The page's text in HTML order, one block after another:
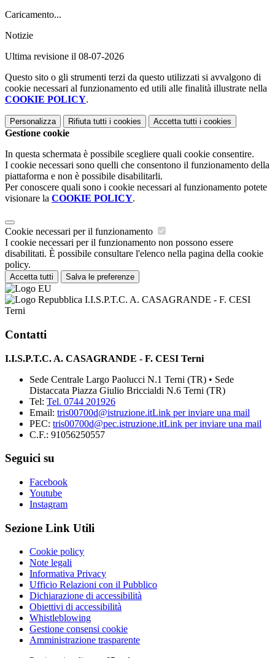
Caricamento...
Notizie
Ultima revisione il 08-07-2026
Questo sito o gli strumenti terzi da questo utilizzati si avvalgono di
cookie necessari al funzionamento ed utili alle finalità illustrate nella
COOKIE POLICY.
Personalizza Rifiuta tutti i cookies Accetta tutti i cookies
Gestione cookie
In questa schermata è possibile scegliere quali cookie consentire.
I cookie necessari sono quelli che consentono il funzionamento della
piattaforma e non è possibile disabilitarli.
Per conoscere quali sono i cookie necessari al funzionamento potete
visionare la COOKIE POLICY.
Cookie necessari per il funzionamento
I cookie necessari per il funzionamento non possono essere
disabilitati. È possibile consultare l'elenco nella pagina della cookie
policy.
Accetta tutti Salva le preferenze
I.I.S.P.T.C. A. CASAGRANDE - F. CESI
Terni
Contatti
I.I.S.P.T.C. A. CASAGRANDE - F. CESI Terni
Sede Centrale Largo Paolucci N.1 Terni (TR) • Sede
Distaccata Piazza Giulio Briccialdi N.6 Terni (TR)
Tel: Tel. 0744 201926
Email: tris00700d@istruzione.itLink per inviare una mail
PEC: tris00700d@pec.istruzione.itLink per inviare una mail
C.F.: 91056250557
Seguici su
Facebook
Youtube
Instagram
Sezione Link Utili
Cookie policy
Note legali
Informativa Privacy
Ufficio Relazioni con il Pubblico
Dichiarazione di accessibilità
Obiettivi di accessibilità
Whistleblowing
Gestione consensi cookie
Amministrazione trasparente